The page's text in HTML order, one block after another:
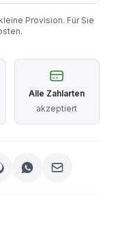
Provision. Für Sie
Alle Zahlarten
akzeptiert